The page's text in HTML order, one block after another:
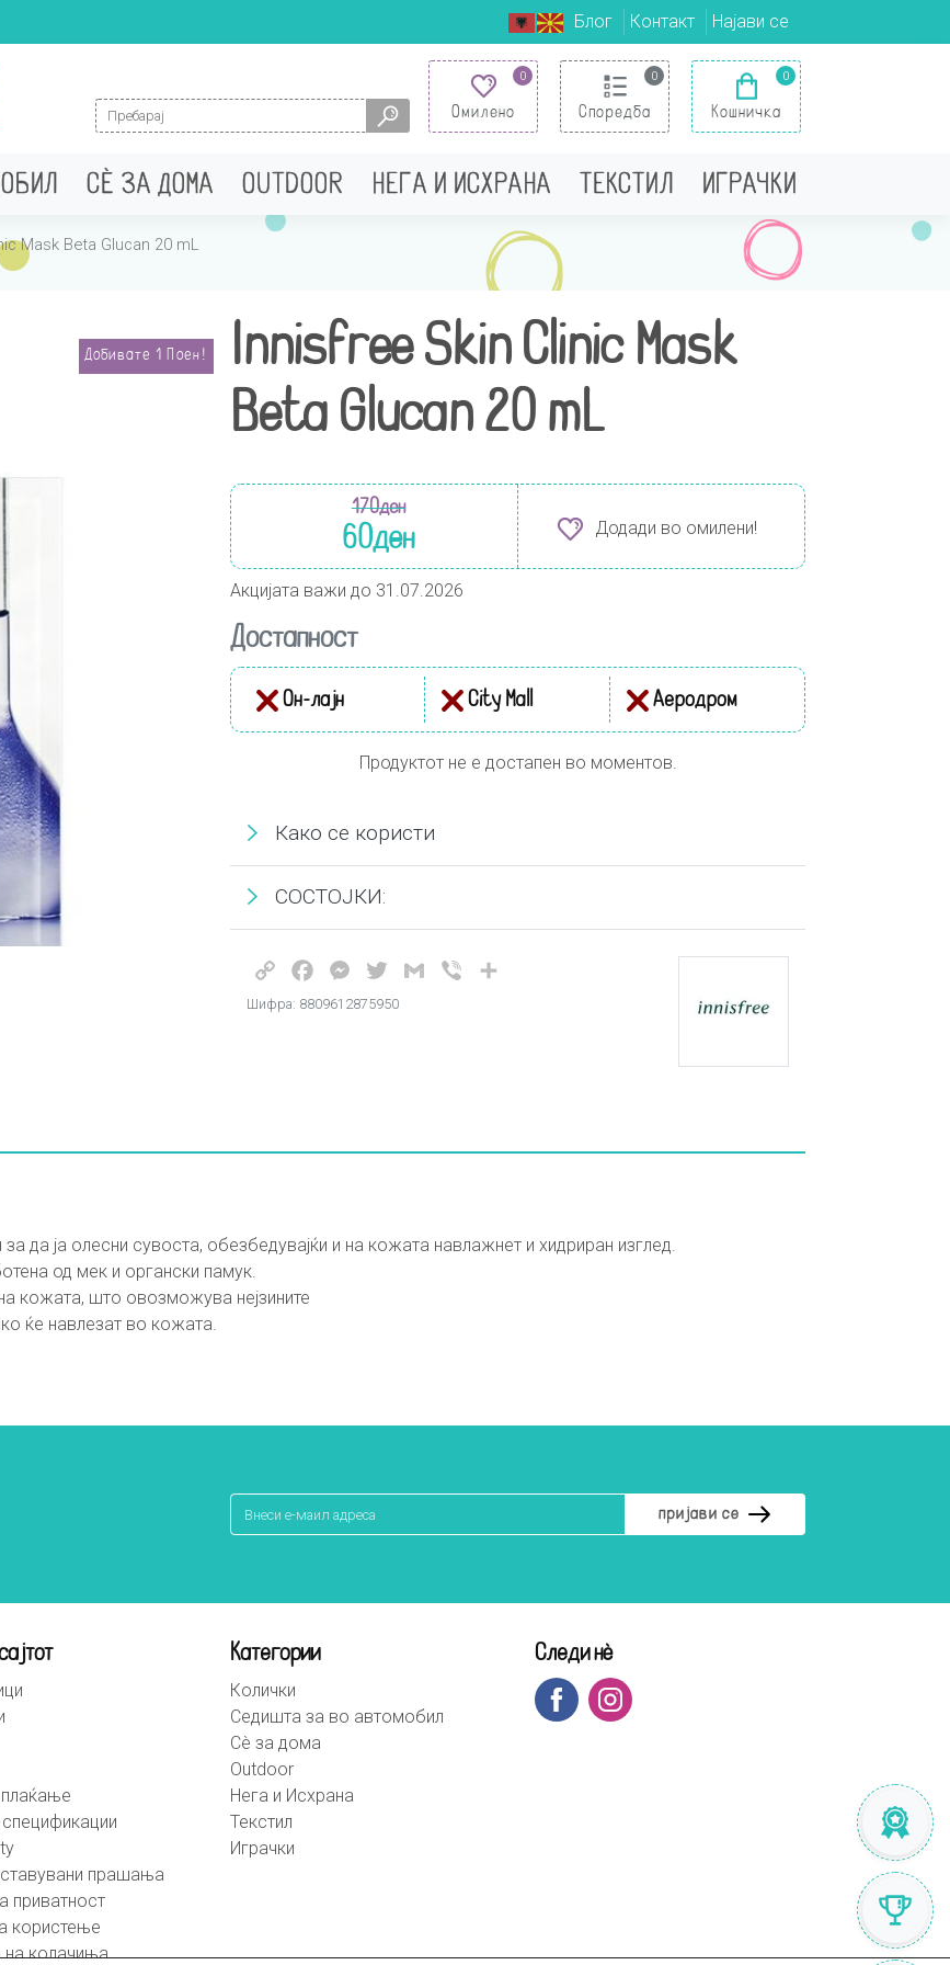
Блог Контакт Најави се
Search for:
0
Омилено
0
Споредба
0
Кошничка
СÈ ЗА ДОМА OUTDOOR НЕГА И ИСХРАНА ТЕКСТИЛ ИГРАЧКИ
Mask Beta Glucan 20 mL
Добивате 1 Поен!
Innisfree Skin Clinic Mask
Beta Glucan 20 mL
170ден
60ден Додади во омилени!
Акцијата важи до 31.07.2026
Достапност
Он-лајн City Mall Аеродром
Продуктот не е достапен во моментов.
Како се користи
СОСТОЈКИ:
Copy
Link
FacebookMessenger
TwitterGmail Viber
Шифра: 8809612875950
да ја олесни сувоста, обезбедувајќи и на кожата навлажнет и хидриран изглед.
од мек и органски памук.
кожата, што овозможува нејзините
ќе навлезат во кожата.
спецификации
прашања
приватност
користење
на колачиња
Категории
Колички
Седишта за во автомобил
Сè за дома
Outdoor
Нега и Исхрана
Текстил
Играчки
Следи нè